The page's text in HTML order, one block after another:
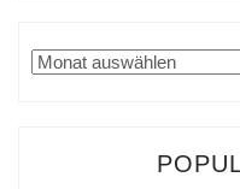
Archiv